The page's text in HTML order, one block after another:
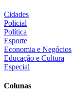
Cidades
Policial
Política
Esporte
Economia e Negócios
Educação e Cultura
Especial
Colunas